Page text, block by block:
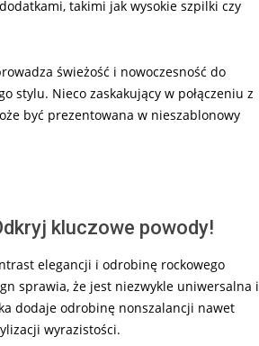
takimi jak wysokie szpilki czy
świeżość i nowoczesność do
stylu. Nieco zaskakujący w połączeniu z
być prezentowana w nieszablonowy
kluczowe powody!
elegancji i odrobinę rockowego
sprawia, że jest niezwykle uniwersalna i
dodaje odrobinę nonszalancji nawet
wyrazistości.